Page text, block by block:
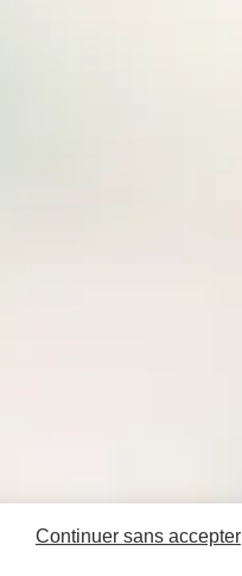
Continuer sans accepter